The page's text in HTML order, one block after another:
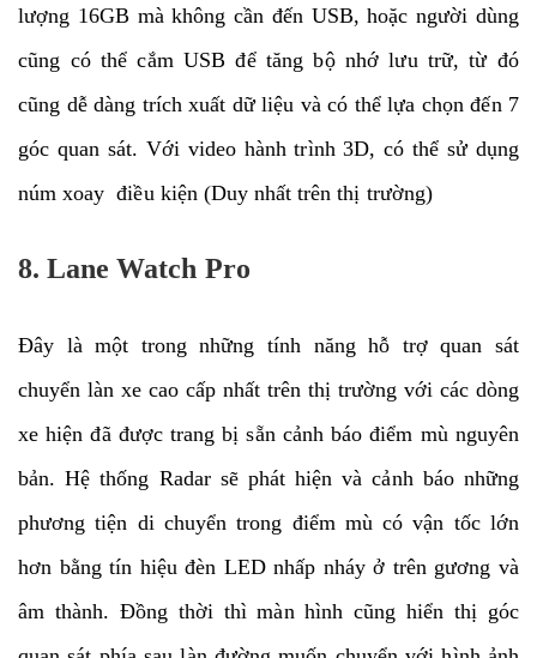
lượng 16GB mà không cần đến USB, hoặc người dùng
cũng có thể cắm USB để tăng bộ nhớ lưu trữ, từ đó
cũng dễ dàng trích xuất dữ liệu và có thể lựa chọn đến 7
góc quan sát. Với video hành trình 3D, có thể sử dụng
núm xoay điều kiện (Duy nhất trên thị trường)
8. Lane Watch Pro
Đây là một trong những tính năng hỗ trợ quan sát
chuyển làn xe cao cấp nhất trên thị trường với các dòng
xe hiện đã được trang bị sẵn cảnh báo điểm mù nguyên
bản. Hệ thống Radar sẽ phát hiện và cảnh báo những
phương tiện di chuyển trong điểm mù có vận tốc lớn
hơn bằng tín hiệu đèn LED nhấp nháy ở trên gương và
âm thành. Đồng thời thì màn hình cũng hiển thị góc